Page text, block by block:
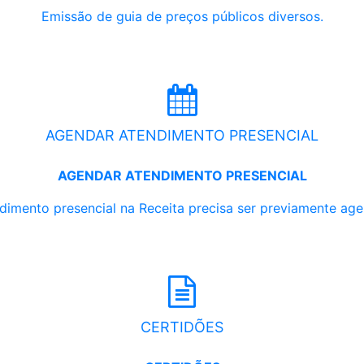
Emissão de guia de preços públicos diversos.
AGENDAR ATENDIMENTO PRESENCIAL
AGENDAR ATENDIMENTO PRESENCIAL
presencial na Receita precisa ser previamente
CERTIDÕES